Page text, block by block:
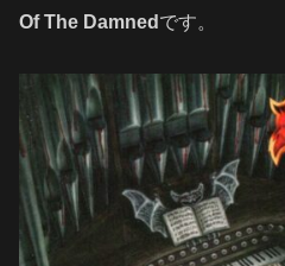
Of The Damned です。